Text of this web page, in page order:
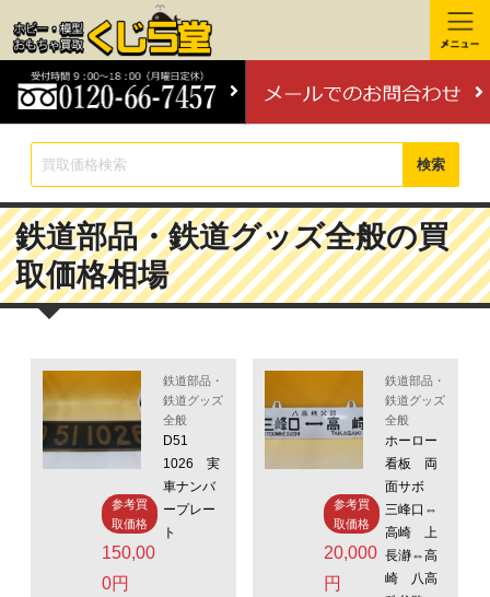
検索
鉄道部品・鉄道グッズ全般の買
取価格相場
鉄道部品・
鉄道グッズ
全般
D51
1026 実
車ナンバ
ープレー
ト
参考買
取価格
150,00
0円
鉄道部品・
鉄道グッズ
全般
ホーロー
看板 両
面サボ
三峰口⇔
高崎 上
長瀞⇔高
崎 八高
参考買
取価格
20,000
円